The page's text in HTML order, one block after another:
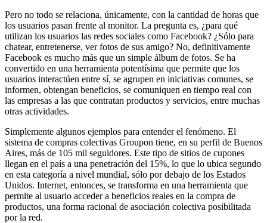
Pero no todo se relaciona, únicamente, con la cantidad de horas que
los usuarios pasan frente al monitor. La pregunta es, ¿para qué
utilizan los usuarios las redes sociales como Facebook? ¿Sólo para
chatear, entretenerse, ver fotos de sus amigo? No, definitivamente
Facebook es mucho más que un simple álbum de fotos. Se ha
convertido en una herramienta potentísima que permite que los
usuarios interactúen entre sí, se agrupen en iniciativas comunes, se
informen, obtengan beneficios, se comuniquen en tiempo real con
las empresas a las que contratan productos y servicios, entre muchas
otras actividades.
Simplemente algunos ejemplos para entender el fenómeno. El
sistema de compras colectivas Groupon tiene, en su perfil de Buenos
Aires, más de 105 mil seguidores. Este tipo de sitios de cupones
llegan en el país a una penetración del 15%, lo que lo ubica segundo
en esta categoría a nivel mundial, sólo por debajo de los Estados
Unidos. Internet, entonces, se transforma en una herramienta que
permite al usuario acceder a beneficios reales en la compra de
productos, una forma racional de asociación colectiva posibilitada
por la red.